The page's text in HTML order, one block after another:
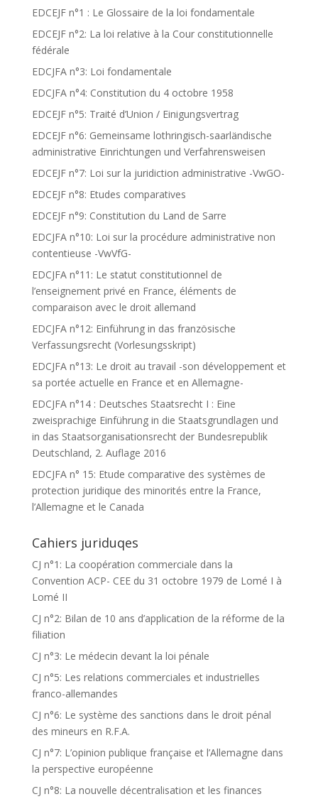
EDCEJF n°1 : Le Glossaire de la loi fondamentale
EDCEJF n°2: La loi relative à la Cour constitutionnelle
fédérale
EDCJFA n°3: Loi fondamentale
EDCJFA n°4: Constitution du 4 octobre 1958
EDCEJF n°5: Traité d’Union / Einigungsvertrag
EDCEJF n°6: Gemeinsame lothringisch-saarländische
administrative Einrichtungen und Verfahrensweisen
EDCEJF n°7: Loi sur la juridiction administrative -VwGO-
EDCEJF n°8: Etudes comparatives
EDCEJF n°9: Constitution du Land de Sarre
EDCJFA n°10: Loi sur la procédure administrative non
contentieuse -VwVfG-
EDCJFA n°11: Le statut constitutionnel de
l’enseignement privé en France, éléments de
comparaison avec le droit allemand
EDCJFA n°12: Einführung in das französische
Verfassungsrecht (Vorlesungsskript)
EDCJFA n°13: Le droit au travail -son développement et
sa portée actuelle en France et en Allemagne-
EDCJFA n°14 : Deutsches Staatsrecht I : Eine
zweisprachige Einführung in die Staatsgrundlagen und
in das Staatsorganisationsrecht der Bundesrepublik
Deutschland, 2. Auflage 2016
EDCJFA n° 15: Etude comparative des systèmes de
protection juridique des minorités entre la France,
l’Allemagne et le Canada
Cahiers juriduqes
CJ n°1: La coopération commerciale dans la
Convention ACP- CEE du 31 octobre 1979 de Lomé I à
Lomé II
CJ n°2: Bilan de 10 ans d’application de la réforme de la
filiation
CJ n°3: Le médecin devant la loi pénale
CJ n°5: Les relations commerciales et industrielles
franco-allemandes
CJ n°6: Le système des sanctions dans le droit pénal
des mineurs en R.F.A.
CJ n°7: L’opinion publique française et l’Allemagne dans
la perspective européenne
CJ n°8: La nouvelle décentralisation et les finances